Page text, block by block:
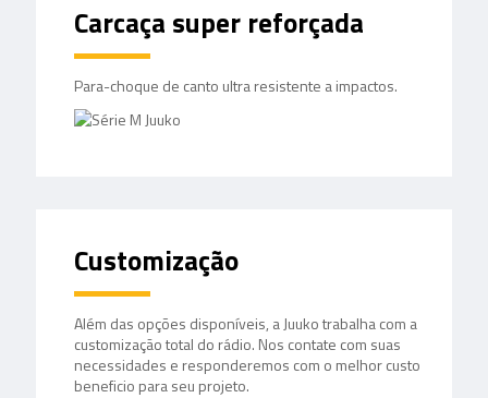
Carcaça super reforçada
Para-choque de canto ultra resistente a impactos.
Customização
Além das opções disponíveis, a Juuko trabalha com a
customização total do rádio. Nos contate com suas
necessidades e responderemos com o melhor custo
beneficio para seu projeto.